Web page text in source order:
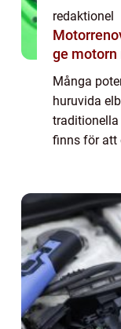
redaktionel
Motorrenovering när
ge motorn
Många
huruvida
finns för att